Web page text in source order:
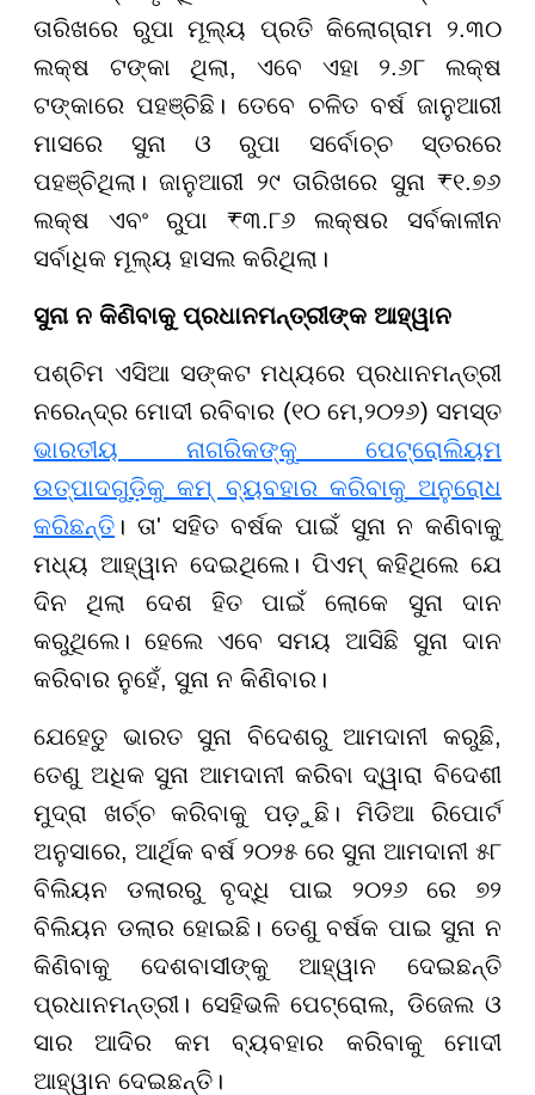
ତାରିଖରେ ରୁପା ମୂଲ୍ୟ ପ୍ରତି କିଲୋଗ୍ରାମ ୨.୩୦
ଲକ୍ଷ ଟଙ୍କା ଥିଲା, ଏବେ ଏହା ୨.୬୮ ଲକ୍ଷ
ଟଙ୍କାରେ ପହଞ୍ଚିଛି। ତେବେ ଚଳିତ ବର୍ଷ ଜାନୁଆରୀ
ମାସରେ ସୁନା ଓ ରୁପା ସର୍ବୋଚ୍ଚ ସ୍ତରରେ
ପହଞ୍ଚିଥିଲା। ଜାନୁଆରୀ ୨୯ ତାରିଖରେ ସୁନା ₹୧.୭୬
ଲକ୍ଷ ଏବଂ ରୁପା ₹୩.୮୬ ଲକ୍ଷର ସର୍ବକାଳୀନ
ସର୍ବାଧିକ ମୂଲ୍ୟ ହାସଲ କରିଥିଲା।
ସୁନା ନ କିଣିବାକୁ ପ୍ରଧାନମନ୍ତ୍ରୀଙ୍କ ଆହ୍ୱାନ
ପଶ୍ଚିମ ଏସିଆ ସଙ୍କଟ ମଧ୍ୟରେ ପ୍ରଧାନମନ୍ତ୍ରୀ
ନରେନ୍ଦ୍ର ମୋଦୀ ରବିବାର (୧୦ ମେ,୨୦୨୬) ସମସ୍ତ
ଭାରତୀୟ ନାଗରିକଙ୍କୁ ପେଟ୍ରୋଲିୟମ
ଉତ୍ପାଦଗୁଡ଼ିକୁ କମ୍ ବ୍ୟବହାର କରିବାକୁ ଅନୁରୋଧ
କରିଛନ୍ତି । ତା' ସହିତ ବର୍ଷକ ପାଇଁ ସୁନା ନ କଣିବାକୁ
ମଧ୍ୟ ଆହ୍ୱାନ ଦେଇଥିଲେ। ପିଏମ୍ କହିଥିଲେ ଯେ
ଦିନ ଥିଲା ଦେଶ ହିତ ପାଇଁ ଲୋକେ ସୁନା ଦାନ
କରୁଥିଲେ। ହେଲେ ଏବେ ସମୟ ଆସିଛି ସୁନା ଦାନ
କରିବାର ନୁହେଁ, ସୁନା ନ କିଣିବାର।
ଯେହେତୁ ଭାରତ ସୁନା ବିଦେଶରୁ ଆମଦାନୀ କରୁଛି,
ତେଣୁ ଅଧିକ ସୁନା ଆମଦାନୀ କରିବା ଦ୍ୱାରା ବିଦେଶୀ
ମୁଦ୍ରା ଖର୍ଚ୍ଚ କରିବାକୁ ପଡ଼ୁଛି। ମିଡିଆ ରିପୋର୍ଟ
ଅନୁସାରେ, ଆର୍ଥିକ ବର୍ଷ ୨୦୨୫ ରେ ସୁନା ଆମଦାନୀ ୫୮
ବିଲିୟନ ଡଲାରରୁ ବୃଦ୍ଧି ପାଇ ୨୦୨୬ ରେ ୭୨
ବିଲିୟନ ଡଲାର ହୋଇଛି। ତେଣୁ ବର୍ଷକ ପାଇ ସୁନା ନ
କିଣିବାକୁ ଦେଶବାସୀଙ୍କୁ ଆହ୍ୱାନ ଦେଇଛନ୍ତି
ପ୍ରଧାନମନ୍ତ୍ରୀ। ସେହିଭଳି ପେଟ୍ରୋଲ, ଡିଜେଲ ଓ
ସାର ଆଦିର କମ ବ୍ୟବହାର କରିବାକୁ ମୋଦୀ
ଆହ୍ୱାନ ଦେଇଛନ୍ତି।